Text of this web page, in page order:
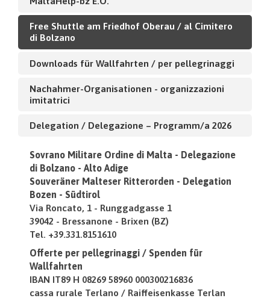
Free Shuttle am Friedhof Oberau / al Cimitero
di Bolzano
Downloads für Wallfahrten / per pellegrinaggi
Nachahmer-Organisationen - organizzazioni
imitatrici
Delegation / Delegazione – Programm/a 2026
Sovrano Militare Ordine di Malta - Delegazione
di Bolzano - Alto Adige
Souveräner Malteser Ritterorden - Delegation
Bozen - Südtirol
Via Roncato, 1 - Runggadgasse 1
39042 - Bressanone - Brixen (BZ)
Tel. +39.331.8151610
Offerte per pellegrinaggi / Spenden für
Wallfahrten
IBAN IT89 H 08269 58960 000300216836
cassa rurale Terlano / Raiffeisenkasse Terlan